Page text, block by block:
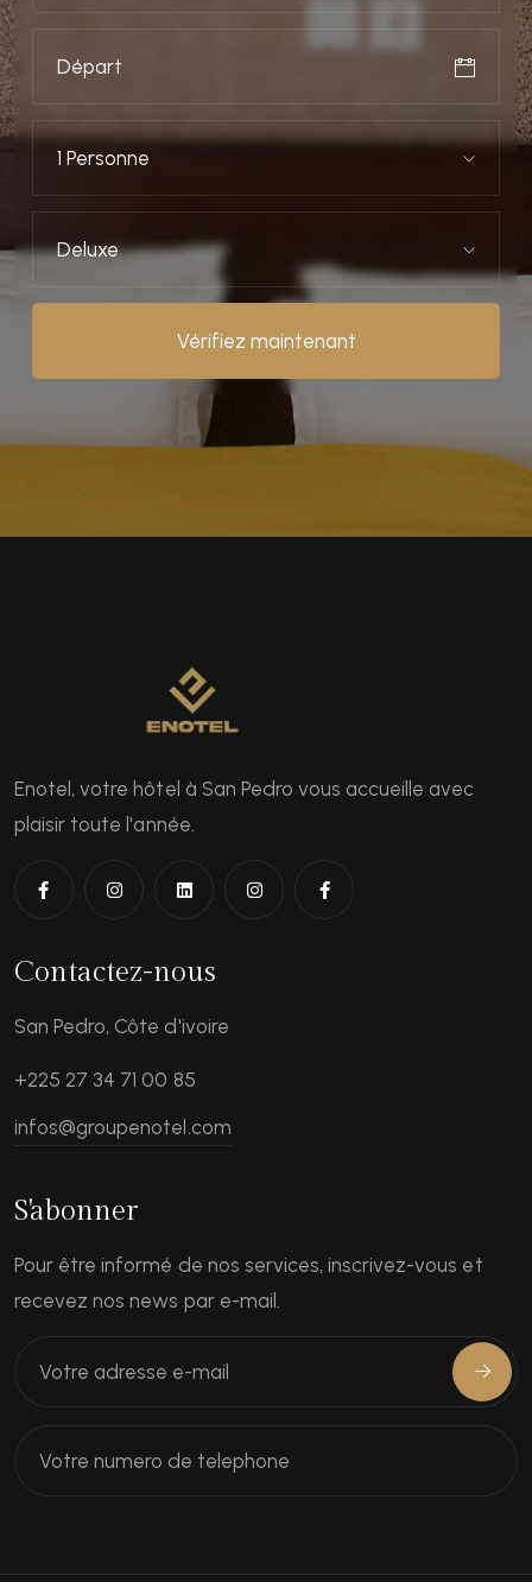
1 Personne
Deluxe
Vérifiez maintenant
Enotel, votre hôtel à San Pedro vous accueille avec
plaisir toute l'année.
Contactez-nous
San Pedro, Côte d'ivoire
+225 27 34 71 00 85
infos@groupenotel.com
S'abonner
Pour être informé de nos services, inscrivez-vous et
recevez nos news par e-mail.